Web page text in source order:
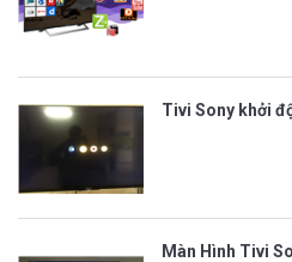
Tivi Sony khởi
Màn Hình Tivi